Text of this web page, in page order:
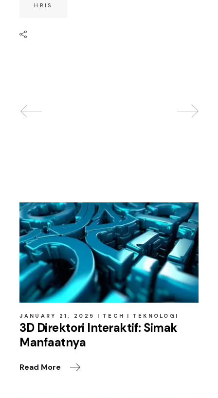
HRIS
JANUARY 21, 2025 TECH TEKNOLOGI
3D Direktori Interaktif: Simak
Manfaatnya
Read More